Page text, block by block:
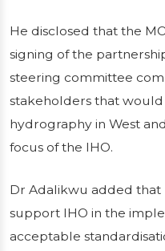
He disclosed that the
signing of the
steering committee
stakeholders that
hydrography in West
focus of the IHO.
Dr Adalikwu added that
support IHO in the
acceptable